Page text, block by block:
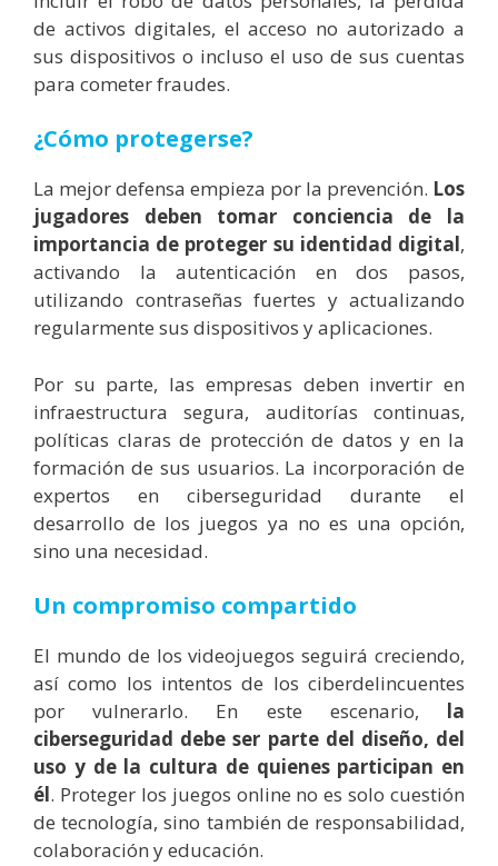
de activos digitales, el acceso no autorizado a
sus dispositivos o incluso el uso de sus cuentas
para cometer fraudes.
¿Cómo protegerse?
La mejor defensa empieza por la prevención. Los
jugadores deben tomar conciencia de la
importancia de proteger su identidad digital,
activando la autenticación en dos pasos,
utilizando contraseñas fuertes y actualizando
regularmente sus dispositivos y aplicaciones.
Por su parte, las empresas deben invertir en
infraestructura segura, auditorías continuas,
políticas claras de protección de datos y en la
formación de sus usuarios. La incorporación de
expertos en ciberseguridad durante el
desarrollo de los juegos ya no es una opción,
sino una necesidad.
Un compromiso compartido
El mundo de los videojuegos seguirá creciendo,
así como los intentos de los ciberdelincuentes
por vulnerarlo. En este escenario, la
ciberseguridad debe ser parte del diseño, del
uso y de la cultura de quienes participan en
él. Proteger los juegos online no es solo cuestión
de tecnología, sino también de responsabilidad,
colaboración y educación.